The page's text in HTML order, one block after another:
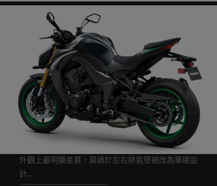
外觀上最明顯差異，莫過於左右排氣管被改為單邊設
計...